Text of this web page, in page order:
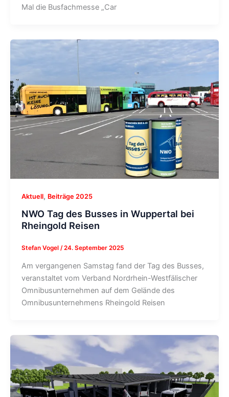
Mal die Busfachmesse „Car
Aktuell, Beiträge 2025
NWO Tag des Busses in Wuppertal bei
Rheingold Reisen
Stefan Vogel /24. September 2025
Am vergangenen Samstag fand der Tag des Busses,
veranstaltet vom Verband Nordrhein-Westfälischer
Omnibusunternehmen auf dem Gelände des
Omnibusunternehmens Rheingold Reisen